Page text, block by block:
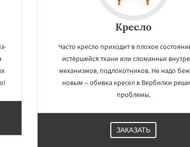
Кресло
Часто кресло приходит в плохое
истёршейся ткани или сломанных
механизмов, подлокотников. Не надо
новым -- обивка кресел в Вербилки
проблемы.
ЗАКАЗАТЬ